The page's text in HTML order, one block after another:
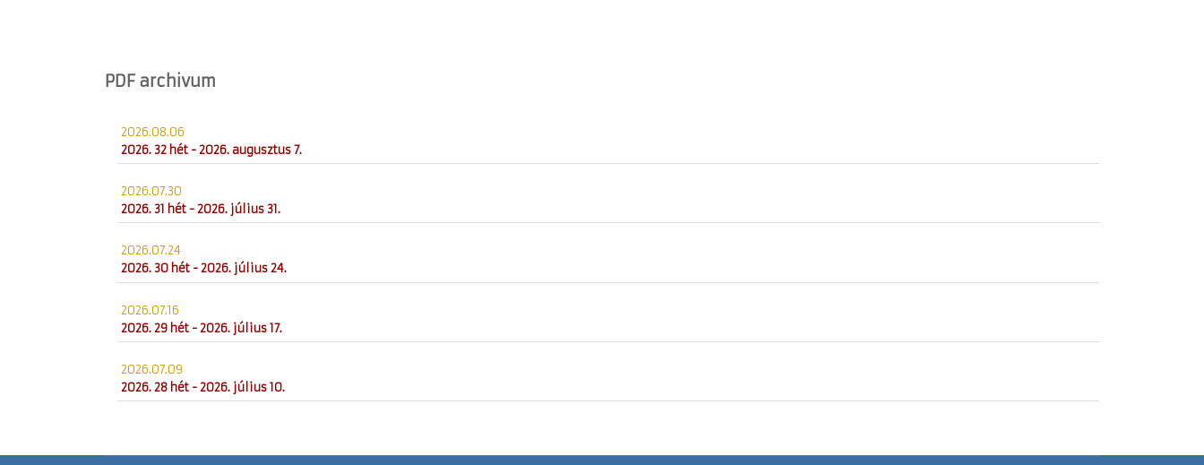
PDF archivum
2026.08.06
2026. 32 hét - 2026. augusztus 7.
2026.07.30
2026. 31 hét - 2026. július 31.
2026.07.24
2026. 30 hét - 2026. július 24.
2026.07.16
2026. 29 hét - 2026. július 17.
2026.07.09
2026. 28 hét - 2026. július 10.